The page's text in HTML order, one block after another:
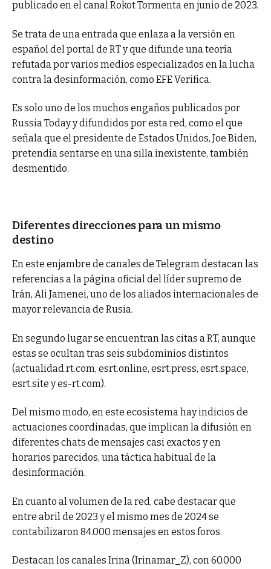
publicado en el canal Rokot Tormenta en junio de 2023.
Se trata de una entrada que enlaza a la versión en
español del portal de RT y que difunde una teoría
refutada por varios medios especializados en la lucha
contra la desinformación, como EFE Verifica.
Es solo uno de los muchos engaños publicados por
Russia Today y difundidos por esta red, como el que
señala que el presidente de Estados Unidos, Joe Biden,
pretendía sentarse en una silla inexistente, también
desmentido.
Diferentes direcciones para un mismo
destino
En este enjambre de canales de Telegram destacan las
referencias a la página oficial del líder supremo de
Irán, Ali Jamenei, uno de los aliados internacionales de
mayor relevancia de Rusia.
En segundo lugar se encuentran las citas a RT, aunque
estas se ocultan tras seis subdominios distintos
(actualidad.rt.com, esrt.online, esrt.press, esrt.space,
esrt.site y es-rt.com).
Del mismo modo, en este ecosistema hay indicios de
actuaciones coordinadas, que implican la difusión en
diferentes chats de mensajes casi exactos y en
horarios parecidos, una táctica habitual de la
desinformación.
En cuanto al volumen de la red, cabe destacar que
entre abril de 2023 y el mismo mes de 2024 se
contabilizaron 84.000 mensajes en estos foros.
Destacan los canales Irina (Irinamar_Z), con 60.000